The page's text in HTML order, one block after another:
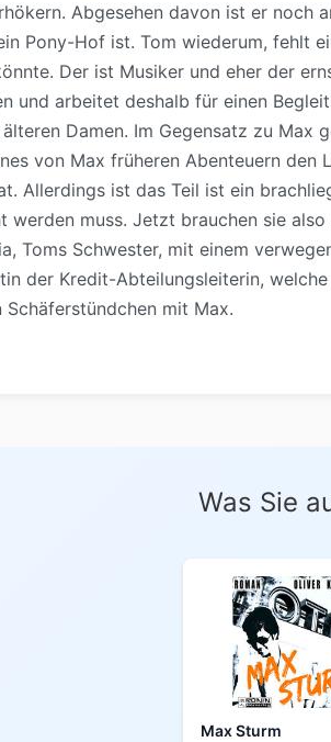
Abgesehen davon ist er noch
Pony-Hof ist. Tom wiederum, fehlt
Der ist Musiker und eher der
und arbeitet deshalb für einen
Damen. Im Gegensatz zu Max
von Max früheren Abenteuern den
Allerdings ist das Teil ist ein
werden muss. Jetzt brauchen sie
Toms Schwester, mit einem
der Kredit-Abteilungsleiterin,
mit Max.
Was Sie
Max Sturm